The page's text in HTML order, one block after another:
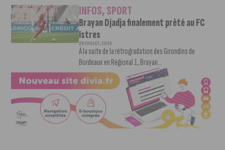
INFOS,SPORT
Brayan Djadja finalement prêté au FC
Istres
28 JUILLET, 2026
À la suite de la rétrogradation des Girondins de
Bordeaux en Régional 1, Brayan...